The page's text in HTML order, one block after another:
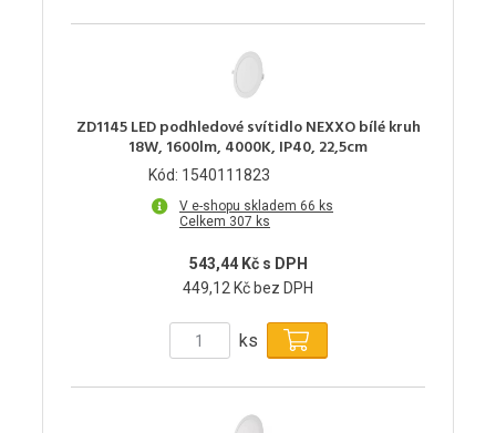
ZD1145 LED podhledové svítidlo NEXXO bílé kruh
18W, 1600lm, 4000K, IP40, 22,5cm
Kód: 1540111823
V e-shopu skladem 66 ks
Celkem 307 ks
543,44 Kč s DPH
449,12 Kč bez DPH
ks